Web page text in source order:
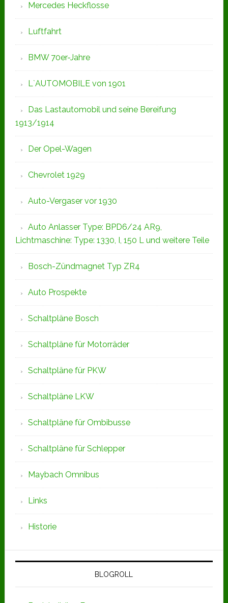
Mercedes Heckflosse
Luftfahrt
BMW 70er-Jahre
L`AUTOMOBILE von 1901
Das Lastautomobil und seine Bereifung
1913/1914
Der Opel-Wagen
Chevrolet 1929
Auto-Vergaser vor 1930
Auto Anlasser Type: BPD6/24 AR9,
Lichtmaschine: Type: 1330, I, 150 L und weitere Teile
Bosch-Zündmagnet Typ ZR4
Auto Prospekte
Schaltpläne Bosch
Schaltpläne für Motorräder
Schaltpläne für PKW
Schaltpläne LKW
Schaltpläne für Ombibusse
Schaltpläne für Schlepper
Maybach Omnibus
Links
Historie
BLOGROLL